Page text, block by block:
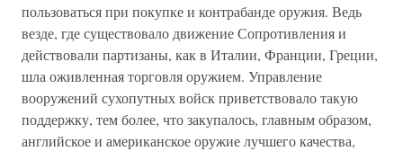
пользоваться при покупке и контрабанде оружия. Ведь
везде, где существовало движение Сопротивления и
действовали партизаны, как в Италии, Франции, Греции,
шла оживленная торговля оружием. Управление
вооружений сухопутных войск приветствовало такую
поддержку, тем более, что закупалось, главным образом,
английское и американское оружие лучшего качества,